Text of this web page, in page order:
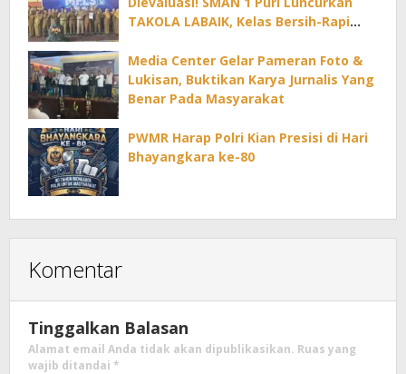
TAKOLA LABAIK, Kelas Bersih-Rapi
Media Center Gelar Pameran Foto &
Lukisan, Buktikan Karya Jurnalis Yang
Benar Pada Masyarakat
PWMR Harap Polri Kian Presisi di Hari
Bhayangkara ke-80
Komentar
Tinggalkan Balasan
Alamat email Anda tidak akan dipublikasikan. Ruas yang
wajib ditandai *